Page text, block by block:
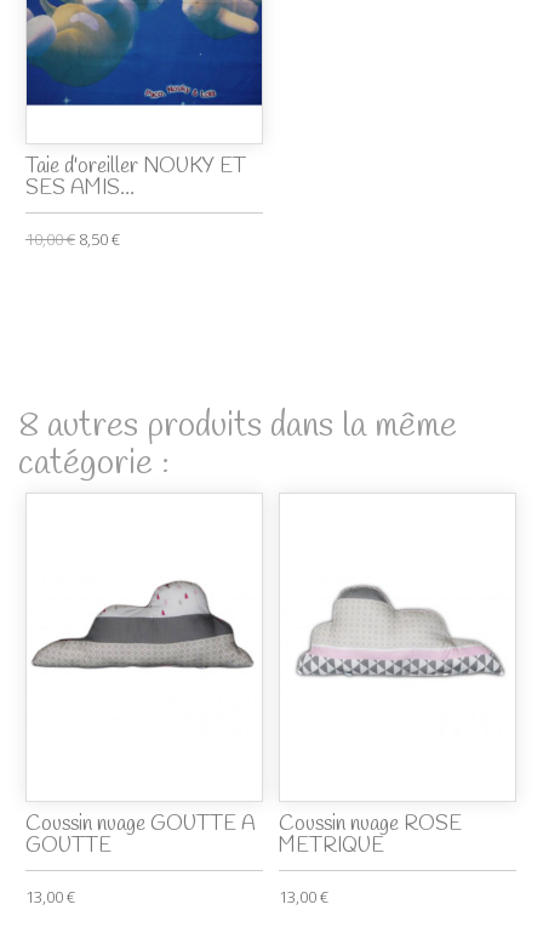
Taie d'oreiller NOUKY ET
SES AMIS...
10,00 € 8,50 €
8 autres produits dans la même
catégorie :
Coussin nuage GOUTTE A
GOUTTE
13,00 €
Coussin nuage ROSE
METRIQUE
13,00 €